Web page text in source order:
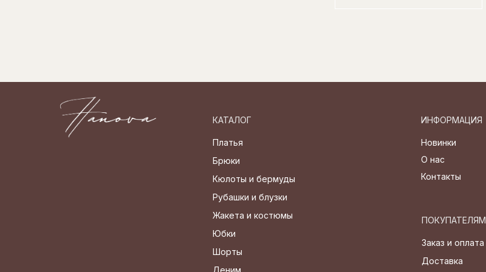
ПОКУПАТЕЛЯМ
Заказ и оплата
Доставка
КАТАЛОГ
Кюлоты и бермуды
Брюки
Платья
Рубашки и блузки
Жакета и костюмы
Деним
Шорты
Юбки
Новинки
Контакты
О нас
ИНФОРМАЦИЯ